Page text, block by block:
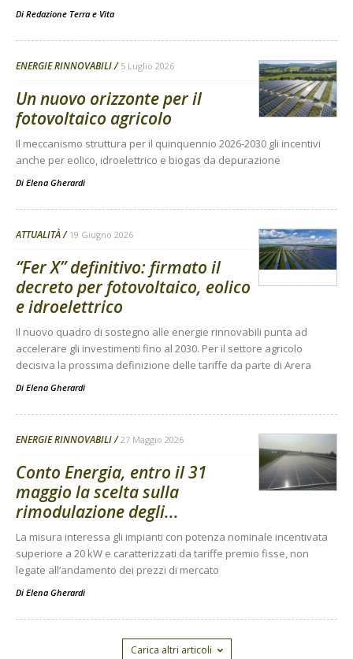
Di Redazione Terra e Vita
ENERGIE RINNOVABILI 5 Luglio 2026
Un nuovo orizzonte per il
fotovoltaico agricolo
Il meccanismo struttura per il quinquennio 2026-2030 gli incentivi
anche per eolico, idroelettrico e biogas da depurazione
Di Elena Gherardi
ATTUALITÀ 19 Giugno 2026
“Fer X” definitivo: firmato il
decreto per fotovoltaico, eolico
e idroelettrico
Il nuovo quadro di sostegno alle energie rinnovabili punta ad
accelerare gli investimenti fino al 2030. Per il settore agricolo
decisiva la prossima definizione delle tariffe da parte di Arera
Di Elena Gherardi
ENERGIE RINNOVABILI 27 Maggio 2026
Conto Energia, entro il 31
maggio la scelta sulla
rimodulazione degli...
La misura interessa gli impianti con potenza nominale incentivata
superiore a 20 kW e caratterizzati da tariffe premio fisse, non
legate all’andamento dei prezzi di mercato
Di Elena Gherardi
Carica altri articoli